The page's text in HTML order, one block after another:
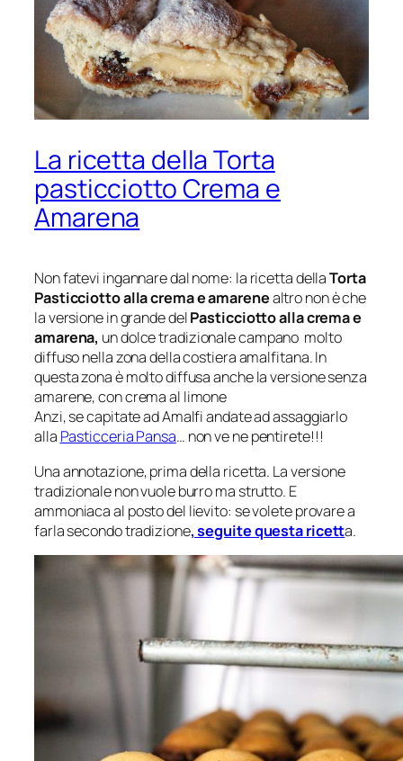
La ricetta della Torta
pasticciotto Crema e
Amarena
Non fatevi ingannare dal nome: la ricetta dellaTorta
Pasticciotto alla crema e amarenealtro non è che
la versione in grande delPasticciottoalla crema e
amarena, un dolce tradizionale campano molto
diffuso nella zona della costiera amalfitana. In
questa zona è molto diffusa anche la versione senza
amarene, con crema al limone
Anzi, se capitate ad Amalfi andate ad assaggiarlo
alla Pasticceria Pansa… non ve ne pentirete!!!
Una annotazione, prima della ricetta. La versione
tradizionale non vuole burro ma strutto. E
ammoniaca al posto del lievito: se volete provare a
farla secondo tradizione, seguite questa ricetta.